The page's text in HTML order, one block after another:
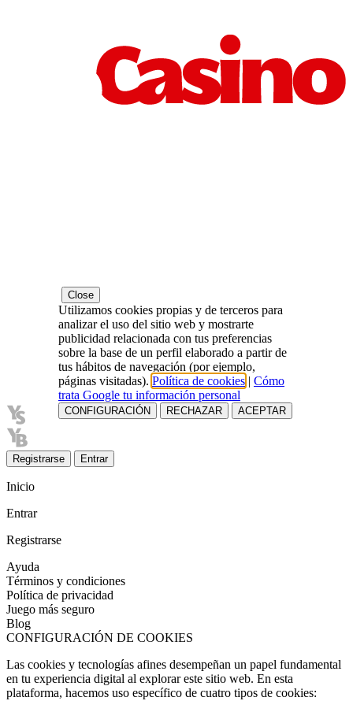
Registrarse Entrar
Inicio
Entrar
Registrarse
Ayuda
Términos y condiciones
Política de privacidad
Juego más seguro
Blog
CONFIGURACIÓN DE COOKIES
Las cookies y tecnologías afines desempeñan un papel fundamental
en tu experiencia digital al explorar este sitio web. En esta
plataforma, hacemos uso específico de cuatro tipos de cookies:
Close
Utilizamos cookies propias y de terceros para
analizar el uso del sitio web y mostrarte
publicidad relacionada con tus preferencias
sobre la base de un perfil elaborado a partir de
tus hábitos de navegación (por ejemplo,
páginas visitadas). Política de cookies | Cómo
trata Google tu información personal
CONFIGURACIÓN RECHAZAR ACEPTAR